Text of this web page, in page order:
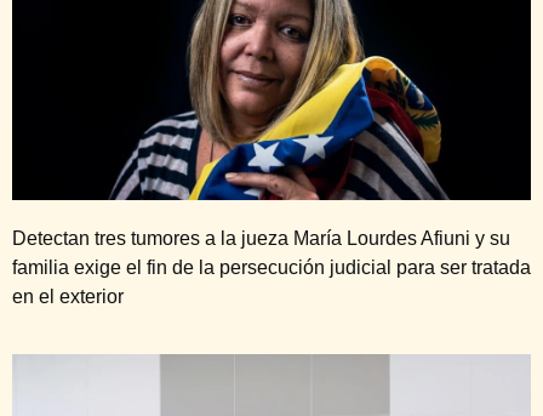
Detectan tres tumores a la jueza María Lourdes Afiuni y su
familia exige el fin de la persecución judicial para ser tratada
en el exterior